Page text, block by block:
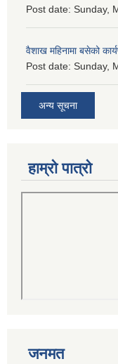
Post date: Sunday,
वैशाख महिनामा बसेको
Post date: Sunday,
अन्य सूचना
हाम्रो पात्रो
जनमत